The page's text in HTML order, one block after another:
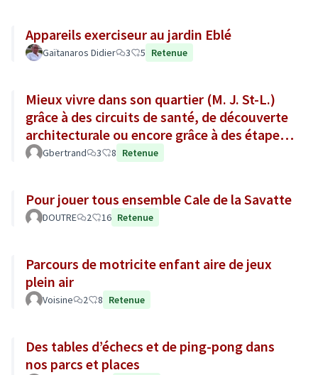
Appareils exerciseur au jardin Eblé
Gaïtanaros Didier 3 5 Retenue
Mieux vivre dans son quartier (M. J. St-L.)
grâce à des circuits de santé, de découverte
architecturale ou encore grâce à des étapes
gourmandes !
Gbertrand 3 8 Retenue
Pour jouer tous ensemble Cale de la Savatte
DOUTRE 2 16 Retenue
Parcours de motricite enfant aire de jeux
plein air
Voisine 2 8 Retenue
Des tables d’échecs et de ping-pong dans
nos parcs et places